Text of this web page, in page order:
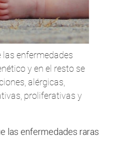
las enfermedades
y en el resto se
alérgicas,
proliferativas y
las enfermedades raras